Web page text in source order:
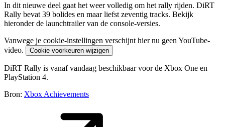
In dit nieuwe deel gaat het weer volledig om het rally rijden. DiRT
Rally bevat 39 bolides en maar liefst zeventig tracks. Bekijk
hieronder de launchtrailer van de console-versies.
Vanwege je cookie-instellingen verschijnt hier nu geen YouTube-
video.
Cookie voorkeuren wijzigen
DiRT Rally is vanaf vandaag beschikbaar voor de Xbox One en
PlayStation 4.
Bron: Xbox Achievements